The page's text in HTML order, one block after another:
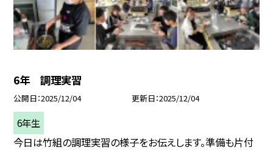
6年 調理実習
公開日 2025/12/04 更新日 2025/12/04
6年生
今日は竹組の調理実習の様子をお伝えします。準備も片付